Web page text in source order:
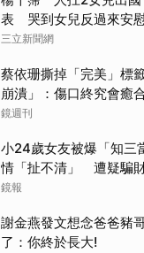
表 哭到女兒反過來安
三立新聞網
蔡依珊撕掉「完美」標
崩潰」：傷口終究會癒
鏡週刊
小24歲女友被爆「知三
情「扯不清」 遭疑騙
擊：誰能對我辣手摧花
鏡報
謝金燕發文想念爸爸豬
了：你終於長大!